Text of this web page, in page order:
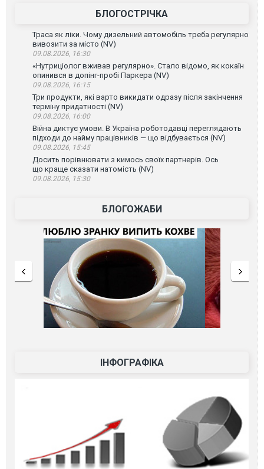
БЛОГОСТРІЧКА
Траса як ліки. Чому дизельний автомобіль треба регулярно
вивозити за місто (NV)
09.08.2026, 16:30
«Нутриціолог вживав регулярно». Стало відомо, як кокаїн
опинився в допінг-пробі Паркера (NV)
09.08.2026, 16:15
Три продукти, які варто викидати одразу після закінчення
терміну придатності (NV)
09.08.2026, 16:00
Війна диктує умови. В Україна роботодавці переглядають
підходи до найму працівників — що відбувається (NV)
09.08.2026, 15:45
Досить порівнювати з кимось своїх партнерів. Ось
що краще сказати натомість (NV)
09.08.2026, 15:30
БЛОГОЖАБИ
ІНФОГРАФІКА